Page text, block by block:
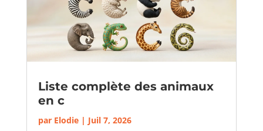
Liste complète des animaux
en c
par Elodie| Juil 7, 2026